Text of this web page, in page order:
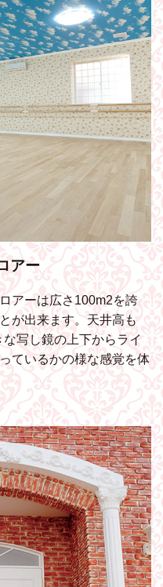
アー
アーは広さ100m2を誇
が出来ます。天井高も
写し鏡の上下からライ
ているかの様な感覚を体